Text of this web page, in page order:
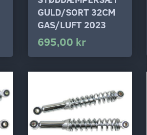
GULD/SORT 32CM
GAS/LUFT 2023
695,00 kr